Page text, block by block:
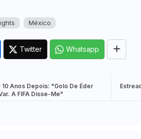
México
Twitter Whatsapp
Anos Depois: "Golo De Éder
A FIFA Disse-Me"